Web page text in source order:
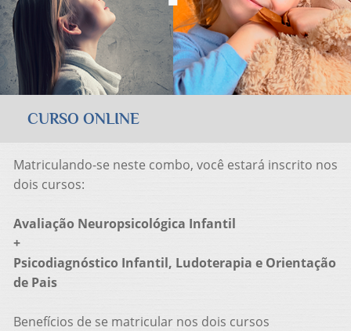
CURSO ONLINE
Matriculando-se neste combo, você estará inscrito nos
dois cursos:
Avaliação Neuropsicológica Infantil
+
Psicodiagnóstico Infantil, Ludoterapia e Orientação
de Pais
Benefícios de se matricular nos dois cursos